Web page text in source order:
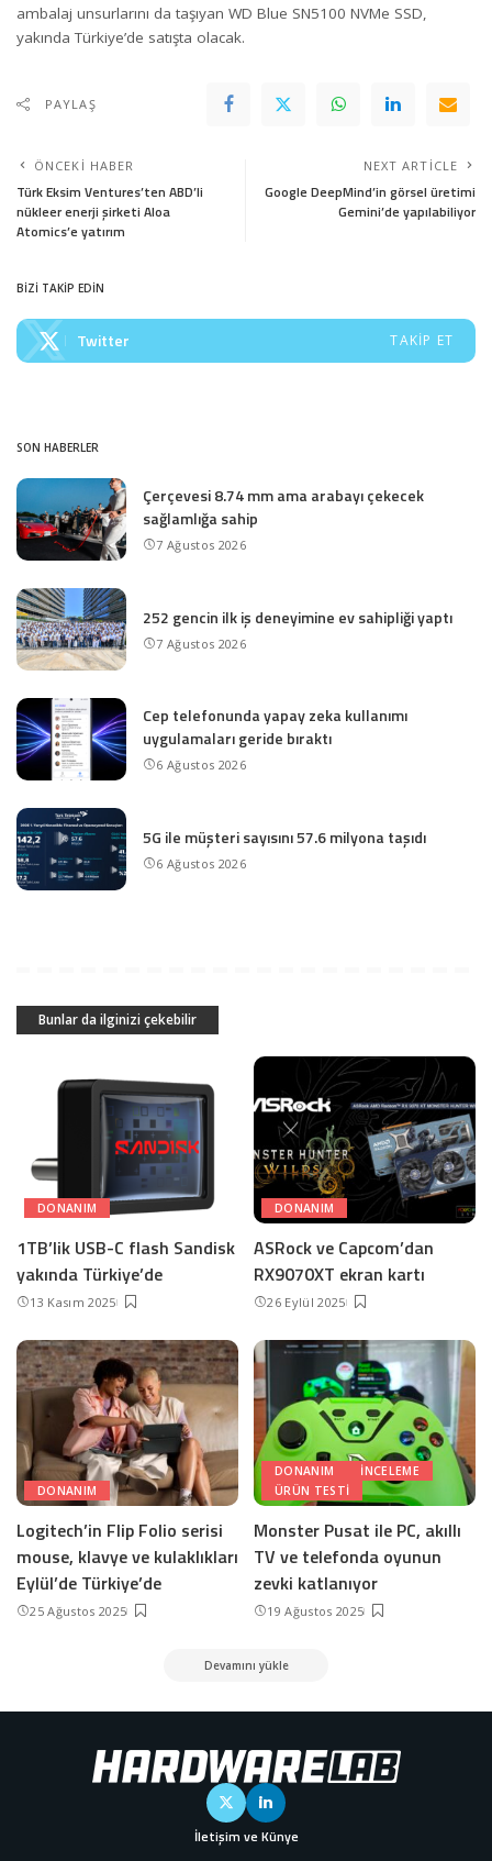
ambalaj unsurlarını da taşıyan WD Blue SN5100 NVMe SSD,
yakında Türkiye’de satışta olacak.
PAYLAŞ
ÖNCEKI HABER
Türk Eksim Ventures’ten ABD’li
nükleer enerji şirketi Aloa
Atomics’e yatırım
NEXT ARTICLE
Google DeepMind’in görsel üretimi
Gemini’de yapılabiliyor
BİZİ TAKİP EDİN
Twitter TAKIP ET
SON HABERLER
Çerçevesi 8.74 mm ama arabayı çekecek
sağlamlığa sahip
7 Ağustos 2026
252 gencin ilk iş deneyimine ev sahipliği yaptı
7 Ağustos 2026
Cep telefonunda yapay zeka kullanımı
uygulamaları geride bıraktı
6 Ağustos 2026
5G ile müşteri sayısını 57.6 milyona taşıdı
6 Ağustos 2026
Bunlar da ilginizi çekebilir
DONANIM
1TB’lik USB-C flash Sandisk
yakında Türkiye’de
13 Kasım 2025
DONANIM
ASRock ve Capcom’dan
RX9070XT ekran kartı
26 Eylül 2025
DONANIM
Logitech’in Flip Folio serisi
mouse, klavye ve kulaklıkları
Eylül’de Türkiye’de
25 Ağustos 2025
DONANIM
INCELEME
ÜRÜN TESTI
Monster Pusat ile PC, akıllı
TV ve telefonda oyunun
zevki katlanıyor
19 Ağustos 2025
Devamını yükle
İletişim ve Künye